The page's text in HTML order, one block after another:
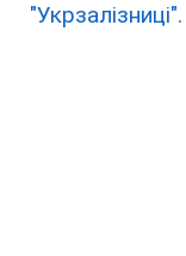
"Укрзалізниці".